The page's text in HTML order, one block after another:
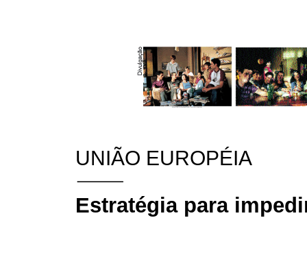
UNIÃO EUROPÉIA
Estratégia para